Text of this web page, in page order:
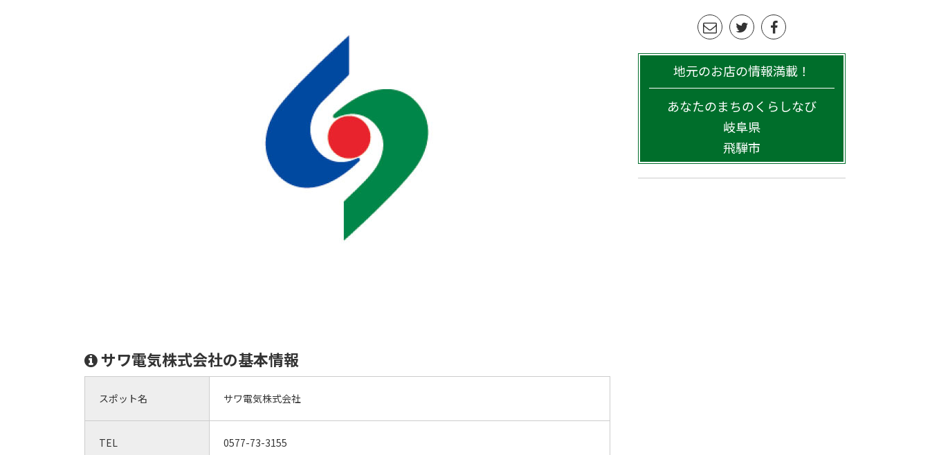
サワ電気株式会社の基本情報
スポット名 サワ電気株式会社
TEL 0577-73-3155
地元のお店の情報満載！
あなたのまちのくらしなび
岐阜県
飛騨市